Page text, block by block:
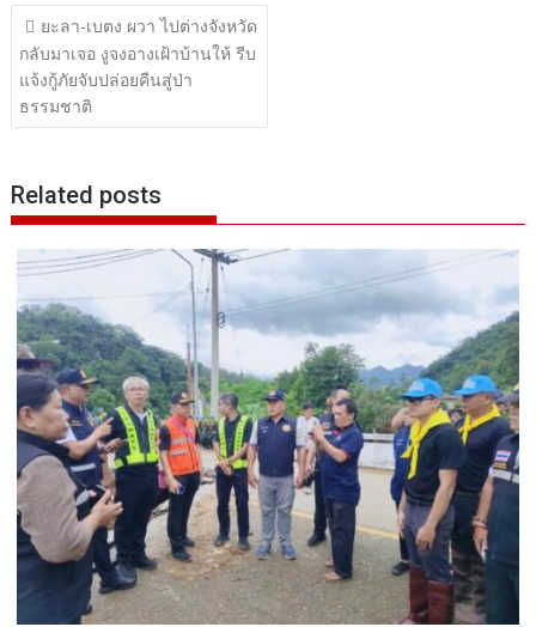
แนะแนว
เรื่อง
ยะลา-เบตง ผวา ไปต่างจังหวัด
กลับมาเจอ งูจงอางเฝ้าบ้านให้ รีบ
แจ้งกู้ภัยจับปล่อยคืนสู่ป่า
ธรรมชาติ
Related posts